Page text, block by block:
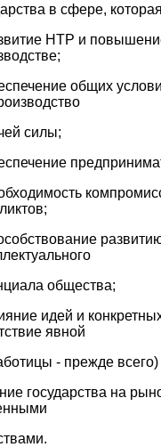
в сфере,
НТР и
общих
силы;
общества;
идей и
явной
- прежде
государства на